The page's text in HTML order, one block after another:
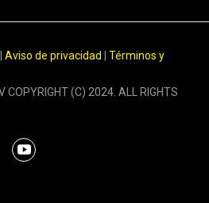
Aviso de privacidad
Términos y
COPYRIGHT (C) 2024. ALL RIGHTS
y